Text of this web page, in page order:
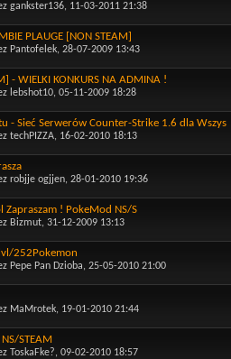
gankster136, 11-03-2011 21:38
PLAUGE [NON STEAM]
Pantofelek, 28-07-2009 13:43
- WIELKI KONKURS NA ADMINA !
lebshot10, 05-11-2009 18:28
- Sieć Serwerów Counter-Strike 1.6 dla Wszys
techPIZZA, 16-02-2010 18:13
robjje ogjjen, 28-01-2010 19:36
Zapraszam ! PokeMod NS/S
Bizmut, 31-12-2009 13:13
252Pokemon
Pepe Pan Dzioba, 25-05-2010 21:00
MaMrotek, 19-01-2010 21:44
STEAM
ToskaFke?, 09-02-2010 18:57